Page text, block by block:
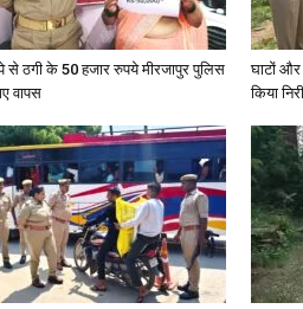
से ठगी के 50 हजार रुपये मीरजापुर पुलिस
वापस
घाटों और
किया